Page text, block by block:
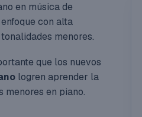
en música de
con alta
menores.
que los nuevos
logren aprender la
menores en piano.